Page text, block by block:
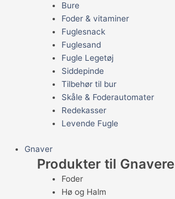
Bure
Foder & vitaminer
Fuglesnack
Fuglesand
Fugle Legetøj
Siddepinde
Tilbehør til bur
Skåle & Foderautomater
Redekasser
Levende Fugle
Gnaver
Produkter til Gnavere
Foder
Hø og Halm